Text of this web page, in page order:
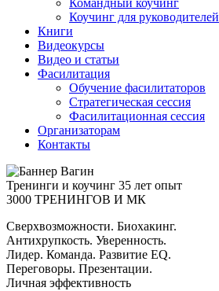
Командный коучинг
Коучинг для руководителей
Книги
Видеокурсы
Видео и статьи
Фасилитация
Обучение фасилитаторов
Стратегическая сессия
Фасилитационная сессия
Организаторам
Контакты
Тренинги и коучинг 35 лет опыт
3000 ТРЕНИНГОВ И МК
Сверхвозможности. Биохакинг.
Антихрупкость. Уверенность.
Лидер. Команда. Развитие EQ.
Переговоры. Презентации.
Личная эффективность